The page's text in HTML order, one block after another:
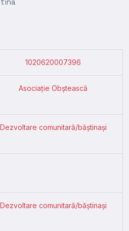
1020620007396
Asociație Obștească
Dezvoltare comunitară/băștinași
Dezvoltare comunitară/băștinași